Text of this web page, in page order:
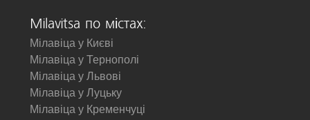
Milavitsa по містах:
Мілавіца у Києві
Мілавіца у Тернополі
Мілавіца у Львові
Мілавіца у Луцьку
Мілавіца у Кременчуці